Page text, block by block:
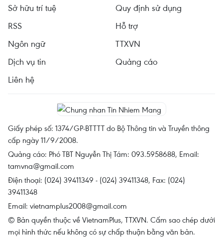
Sở hữu trí tuệ
Quy định sử dụng
RSS
Hỗ trợ
Ngôn ngữ
TTXVN
Dịch vụ tin
Quảng cáo
Liên hệ
Giấy phép số: 1374/GP-BTTTT do Bộ Thông tin và Truyền thông
cấp ngày 11/9/2008.
Quảng cáo: Phó TBT Nguyễn Thị Tám: 093.5958688, Email:
tamvna@gmail.com
Điện thoại: (024) 39411349 - (024) 39411348, Fax: (024)
39411348
Email: vietnamplus2008@gmail.com
© Bản quyền thuộc về VietnamPlus, TTXVN. Cấm sao chép dưới
mọi hình thức nếu không có sự chấp thuận bằng văn bản.